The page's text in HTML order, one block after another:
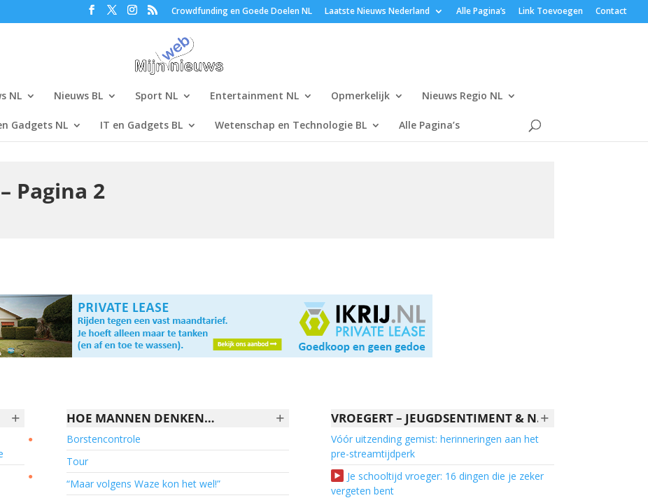
Crowdfunding en Goede Doelen NL Laatste Nieuws Nederland Alle Pagina’s Link Toevoegen Contact
NL Nieuws BL Sport NL Entertainment NL Opmerkelijk Nieuws Regio NL
Gadgets NL IT en Gadgets BL Wetenschap en Technologie BL Alle Pagina’s
Pagina 2
+
●
●
+
HOE MANNEN DENKEN…
Borstencontrole
Tour
“Maar volgens Waze kon het wel!”
+
VROEGERT – JEUGDSENTIMENT & NOSTALGIE
Vóór uitzending gemist: herinneringen aan het
pre-streamtijdperk
Je schooltijd vroeger: 16 dingen die je zeker
vergeten bent